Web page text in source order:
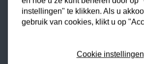
Heftafel
instellingen" te klikken. Als u
gebruik van cookies, klikt u op
Cookie instellingen